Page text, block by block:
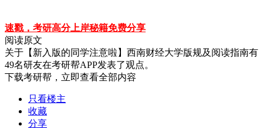
速戳，考研高分上岸秘籍免费分享
阅读原文
关于 【新入版的同学注意啦】西南财经大学版规及阅读指南有
49名研友在考研帮APP发表了观点。
下载考研帮，立即查看全部内容
只看楼主
收藏
分享